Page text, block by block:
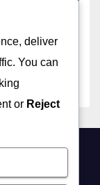
deliver
You can
or Reject